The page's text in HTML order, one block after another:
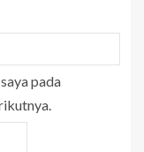
pada